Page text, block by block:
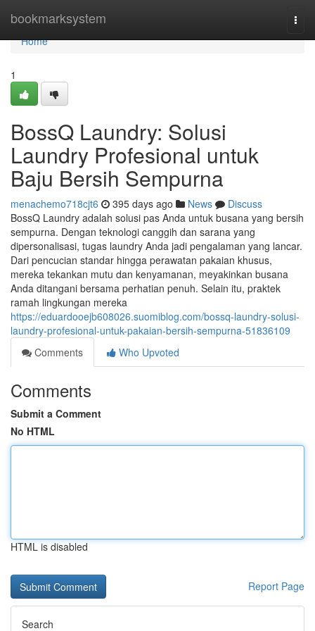
bookmarksystem
Home
Home
1
BossQ Laundry: Solusi
Laundry Profesional untuk
Baju Bersih Sempurna
menachemo718cjt6 395 days ago News
Discuss
BossQ Laundry adalah solusi pas Anda untuk busana yang bersih
sempurna. Dengan teknologi canggih dan sarana yang
dipersonalisasi, tugas laundry Anda jadi pengalaman yang lancar.
Dari pencucian standar hingga perawatan pakaian khusus,
mereka tekankan mutu dan kenyamanan, meyakinkan busana
Anda ditangani bersama perhatian penuh. Selain itu, praktek
ramah lingkungan mereka
https://eduardooejb608026.suomiblog.com/bossq-laundry-solusi-
laundry-profesional-untuk-pakaian-bersih-sempurna-51836109
Comments
Who Upvoted
Comments
Submit a Comment
No HTML
HTML is disabled
Report Page
Search